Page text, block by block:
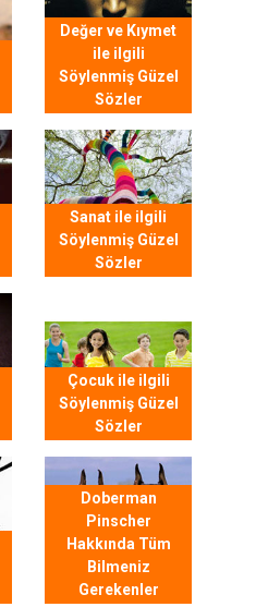
Değer ve Kıymet
ile ilgili
Söylenmiş Güzel
Sözler
Sanat ile ilgili
Söylenmiş Güzel
Sözler
Çocuk ile ilgili
Söylenmiş Güzel
Sözler
Doberman
Pinscher
Hakkında Tüm
Bilmeniz
Gerekenler